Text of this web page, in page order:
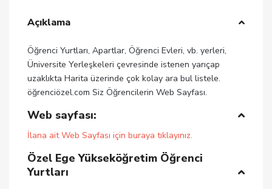
Açıklama
Öğrenci Yurtları, Apartlar, Öğrenci Evleri, vb. yerleri,
Üniversite Yerleşkeleri çevresinde istenen yarıçap
uzaklıkta Harita üzerinde çok kolay ara bul listele.
öğrenciözel.com Siz Öğrencilerin Web Sayfası.
Web sayfası:
İlana ait Web Sayfası için buraya tıklayınız.
Özel Ege Yükseköğretim Öğrenci
Yurtları